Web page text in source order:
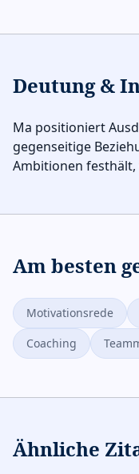
Deutung &
Ma positioniert
gegenseitige
Ambitionen
Am besten
Motivationsrede
Coaching
Ähnliche